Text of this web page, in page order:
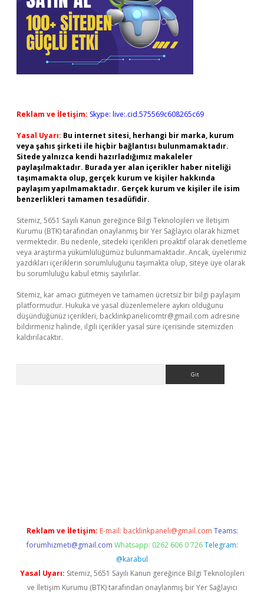
Reklam ve İletişim: Skype: live:.cid.575569c608265c69
Yasal Uyarı: Bu internet sitesi, herhangi bir marka, kurum
veya şahıs şirketi ile hiçbir bağlantısı bulunmamaktadır.
Sitede yalnızca kendi hazırladığımız makaleler
paylaşılmaktadır. Burada yer alan içerikler haber niteliği
taşımamakta olup, gerçek kurum ve kişiler hakkında
paylaşım yapılmamaktadır. Gerçek kurum ve kişiler ile isim
benzerlikleri tamamen tesadüfidir.
Sitemiz, 5651 Sayılı Kanun gereğince Bilgi Teknolojileri ve İletişim
Kurumu (BTK) tarafından onaylanmış bir Yer Sağlayıcı olarak hizmet
vermektedir. Bu nedenle, sitedeki içerikleri proaktif olarak denetleme
veya araştırma yükümlülüğümüz bulunmamaktadır. Ancak, üyelerimiz
yazdıkları içeriklerin sorumluluğunu taşımakta olup, siteye üye olarak
bu sorumluluğu kabul etmiş sayılırlar.
Sitemiz, kar amacı gütmeyen ve tamamen ücretsiz bir bilgi paylaşım
platformudur. Hukuka ve yasal düzenlemelere aykırı olduğunu
düşündüğünüz içerikleri, backlinkpanelicomtr@gmail.com adresine
bildirmeniz halinde, ilgili içerikler yasal süre içerisinde sitemizden
kaldırılacaktır.
Reklam ve İletişim: E-mail: backlinkpaneli@gmail.com Teams:
forumhizmeti@gmail.com Whatsapp: 0262 606 0 726 Telegram:
@karabul
Yasal Uyarı: Sitemiz, 5651 Sayılı Kanun gereğince Bilgi Teknolojileri
ve İletişim Kurumu (BTK) tarafından onaylanmış bir Yer Sağlayıcı